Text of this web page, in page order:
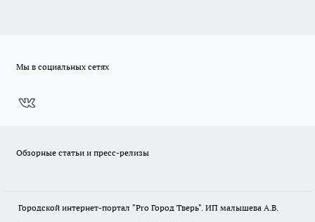
Мы в социальных сетях
Обзорные статьи и пресс-релизы
Городской интернет-портал "Pro Город Тверь". ИП малышева А.В.